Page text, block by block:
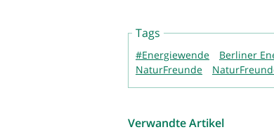
Tags
#Energiewende Berliner
NaturFreunde
Verwandte Artikel